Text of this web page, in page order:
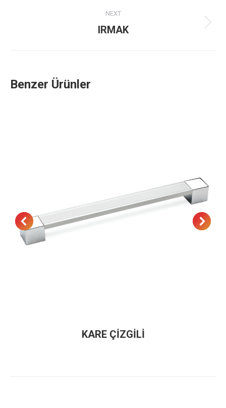
NEXT
Next
IRMAK
Benzer Ürünler
KARE ÇİZGİLİ